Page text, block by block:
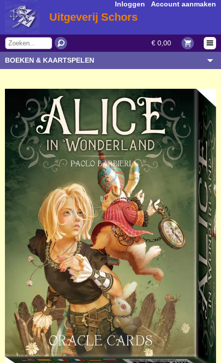
€ 0,00
Inloggen Account aanmaken
Uitgeverij Schors
BOEKEN & KAARTSPELEN
AUTEUR/SOORT
BESTELLEN